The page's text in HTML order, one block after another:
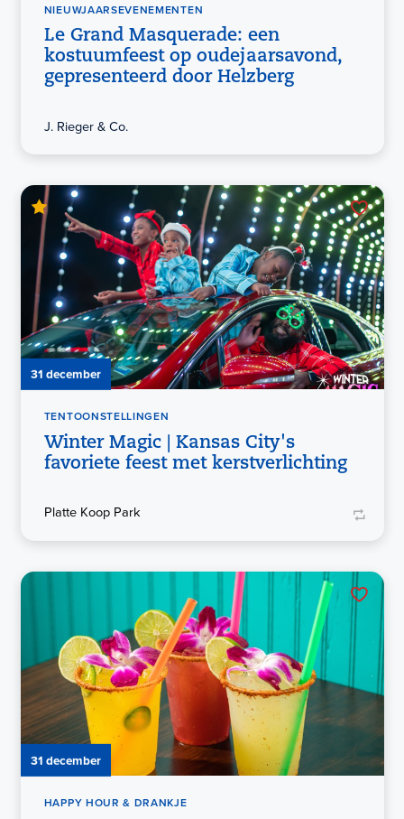
NIEUWJAARSEVENEMENTEN
Le Grand Masquerade: een
kostuumfeest op oudejaarsavond,
gepresenteerd door Helzberg
J. Rieger & Co.
31 december
TENTOONSTELLINGEN
Winter Magic | Kansas City's
favoriete feest met kerstverlichting
Platte Koop Park
31 december
HAPPY HOUR & DRANKJE